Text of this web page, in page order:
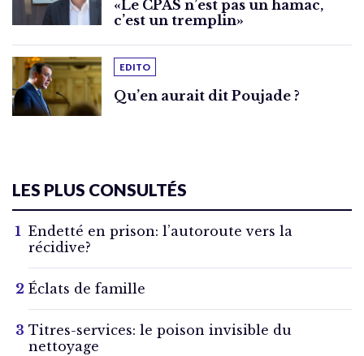
«Le CPAS n’est pas un hamac,
c’est un tremplin»
EDITO
Qu’en aurait dit Poujade ?
LES PLUS CONSULTÉS
Endetté en prison: l’autoroute vers la
récidive?
Éclats de famille
Titres-services: le poison invisible du
nettoyage